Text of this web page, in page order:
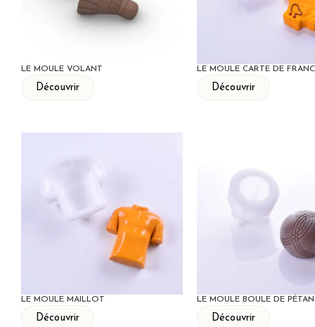
LE MOULE VOLANT
Découvrir
LE MOULE CARTE DE
Découvrir
LE MOULE MAILLOT
Découvrir
LE MOULE BOULE DE
Découvrir